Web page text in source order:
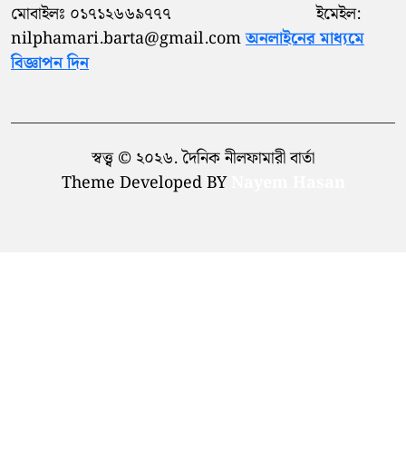
মোবাইলঃ ০১৭১২৬৬৯৭৭৭ ইমেইল:
nilphamari.barta@gmail.comঅনলাইনের মাধ্যমে
বিজ্ঞাপন দিন
স্বত্ত্ব © ২০২৬. দৈনিক নীলফামারী বার্তা
Theme Developed BY